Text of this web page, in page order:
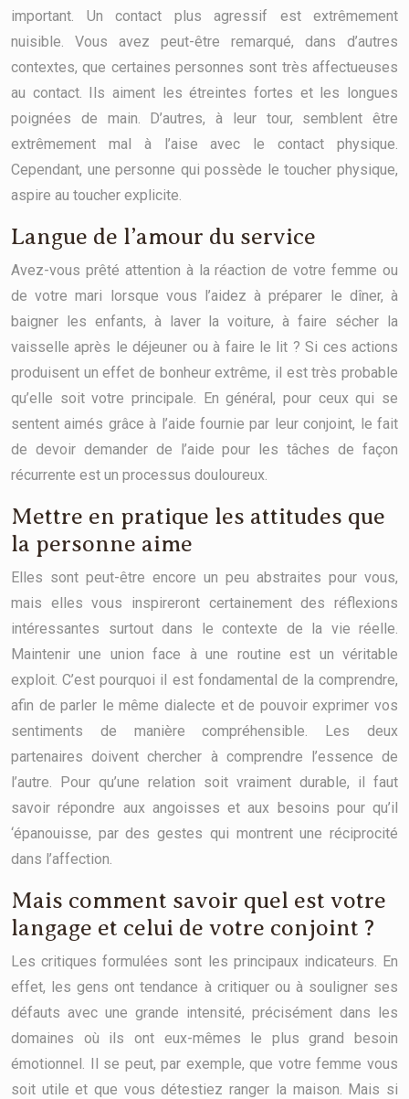
important. Un contact plus agressif est extrêmement
nuisible. Vous avez peut-être remarqué, dans d’autres
contextes, que certaines personnes sont très affectueuses
au contact. Ils aiment les étreintes fortes et les longues
poignées de main. D’autres, à leur tour, semblent être
extrêmement mal à l’aise avec le contact physique.
Cependant, une personne qui possède le toucher physique,
aspire au toucher explicite.
Langue de l’amour du service
Avez-vous prêté attention à la réaction de votre femme ou
de votre mari lorsque vous l’aidez à préparer le dîner, à
baigner les enfants, à laver la voiture, à faire sécher la
vaisselle après le déjeuner ou à faire le lit ? Si ces actions
produisent un effet de bonheur extrême, il est très probable
qu’elle soit votre principale. En général, pour ceux qui se
sentent aimés grâce à l’aide fournie par leur conjoint, le fait
de devoir demander de l’aide pour les tâches de façon
récurrente est un processus douloureux.
Mettre en pratique les attitudes que
la personne aime
Elles sont peut-être encore un peu abstraites pour vous,
mais elles vous inspireront certainement des réflexions
intéressantes surtout dans le contexte de la vie réelle.
Maintenir une union face à une routine est un véritable
exploit. C’est pourquoi il est fondamental de la comprendre,
afin de parler le même dialecte et de pouvoir exprimer vos
sentiments de manière compréhensible. Les deux
partenaires doivent chercher à comprendre l’essence de
l’autre. Pour qu’une relation soit vraiment durable, il faut
savoir répondre aux angoisses et aux besoins pour qu’il
‘épanouisse, par des gestes qui montrent une réciprocité
dans l’affection.
Mais comment savoir quel est votre
langage et celui de votre conjoint ?
Les critiques formulées sont les principaux indicateurs. En
effet, les gens ont tendance à critiquer ou à souligner ses
défauts avec une grande intensité, précisément dans les
domaines où ils ont eux-mêmes le plus grand besoin
émotionnel. Il se peut, par exemple, que votre femme vous
soit utile et que vous détestiez ranger la maison. Mais si